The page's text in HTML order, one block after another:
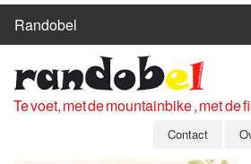
Randobel
ROUTES
CLUBS
Te voet, met de mountainbike , met de
Contact